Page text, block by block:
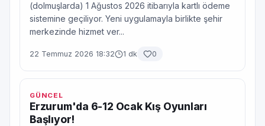
(dolmuşlarda) 1 Ağustos 2026 itibarıyla kartlı ödeme
sistemine geçiliyor. Yeni uygulamayla birlikte şehir
merkezinde hizmet ver...
22 Temmuz 2026 18:32 1 dk 0
GÜNCEL
Erzurum'da 6-12 Ocak Kış Oyunları
Başlıyor!